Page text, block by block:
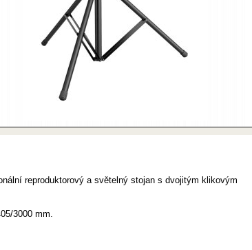
reproduktorový a světelný stojan s dvojitým klikovým
3000 mm.